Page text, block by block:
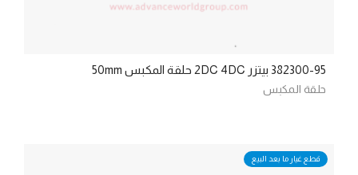
382300-95 بيتزر 2DC 4DC حلقة المكبس 50mm
حلقة المكبس
قطع غيار ما بعد البيع